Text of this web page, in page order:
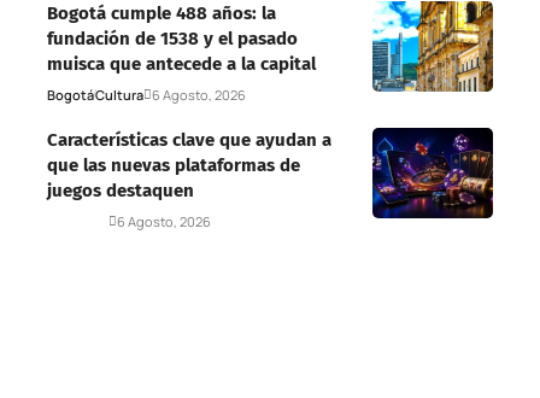
Bogotá cumple 488 años: la
fundación de 1538 y el pasado
muisca que antecede a la capital
BogotáCultura 6 Agosto, 2026
Características clave que ayudan a
que las nuevas plataformas de
juegos destaquen
6 Agosto, 2026